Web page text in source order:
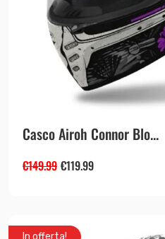
Casco Airoh Connor Blo...
€149.99 €119.99